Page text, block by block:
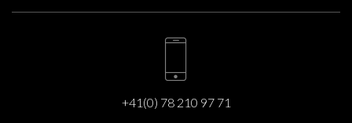
+41(0) 78 210 97 71